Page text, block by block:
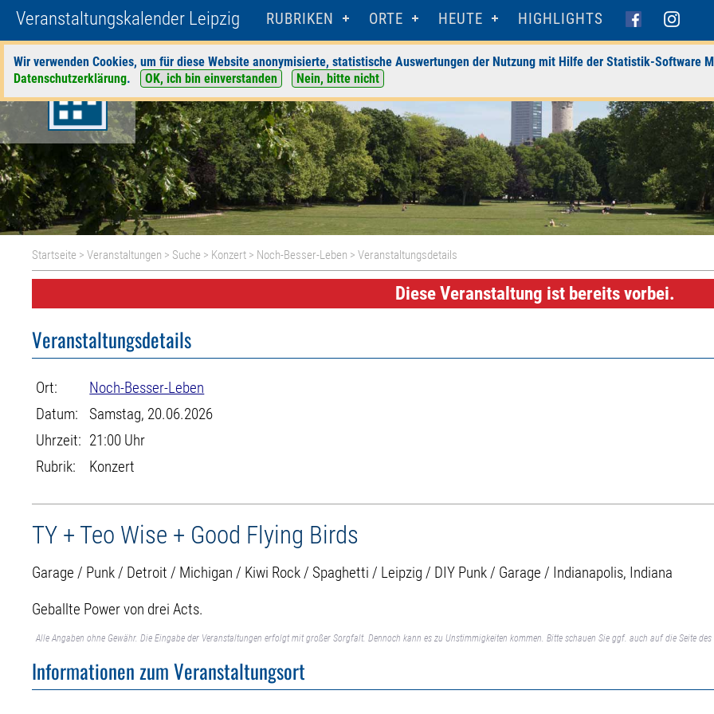
Veranstaltungskalender Leipzig RUBRIKEN ORTE HEUTE HIGHLIGHTS
Wir verwenden Cookies, um für diese Website anonymisierte, statistische Auswertungen der Nutzung mit Hilfe der Statistik-Software
Datenschutzerklärung. OK, ich bin einverstanden Nein, bitte nicht
Startseite >Veranstaltungen > Suche > Konzert > Noch-Besser-Leben > Veranstaltungsdetails
Diese Veranstaltung ist bereits vorbei.
Veranstaltungsdetails
Ort:
Noch-Besser-Leben
Datum:
Samstag, 20.06.2026
Uhrzeit: 21:00 Uhr
Rubrik:
Konzert
TY + Teo Wise + Good Flying Birds
Garage / Punk / Detroit / Michigan / Kiwi Rock / Spaghetti / Leipzig / DIY Punk / Garage / Indianapolis, Indiana
Geballte Power von drei Acts.
Alle Angaben ohne Gewähr. Die Eingabe der Veranstaltungen erfolgt mit großer Sorgfalt. Dennoch kann es zu Unstimmigkeiten kommen. Bitte schauen Sie ggf. auch auf die Seite
Informationen zum Veranstaltungsort